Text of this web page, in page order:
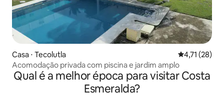
Casa ⋅ Tecolutla 4,71 de uma
4,71 (28)
Acomodação privada com piscina e jardim amplo
Qual é a melhor época para visitar Costa
Esmeralda?